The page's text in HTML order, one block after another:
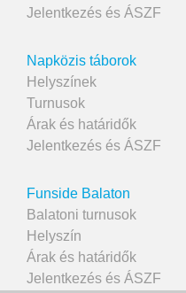
Jelentkezés és ÁSZF
Napközis táborok
Helyszínek
Turnusok
Árak és határidők
Jelentkezés és ÁSZF
Funside Balaton
Balatoni turnusok
Helyszín
Árak és határidők
Jelentkezés és ÁSZF